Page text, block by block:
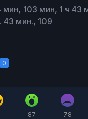
мин, 103 мин, 1 ч 43
43 мин., 109
0
87 78